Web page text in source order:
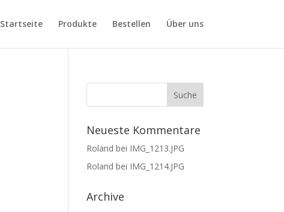
Startseite Produkte Bestellen Über uns
Neueste Kommentare
Roland bei IMG_1213.JPG
Roland bei IMG_1214.JPG
Archive